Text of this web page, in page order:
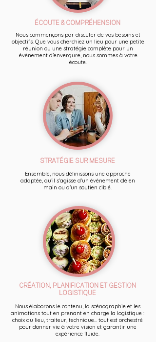
ÉCOUTE & COMPRÉHENSION
Nous commençons par discuter de vos besoins et
objectifs. Que vous cherchiez un lieu pour une petite
réunion ou une stratégie complète pour un
évènement d’envergure, nous sommes à votre
écoute.
STRATÉGIE SUR MESURE
Ensemble, nous définissons une approche
adaptée, qu’il s’agisse d’un événement clé en
main ou d’un soutien ciblé.
CRÉATION, PLANIFICATION ET GESTION
LOGISTIQUE
Nous élaborons le contenu, la scénographie et les
animations tout en prenant en charge la logistique :
choix du lieu, traiteur, technique... tout est orchestré
pour donner vie à votre vision et garantir une
expérience fluide.